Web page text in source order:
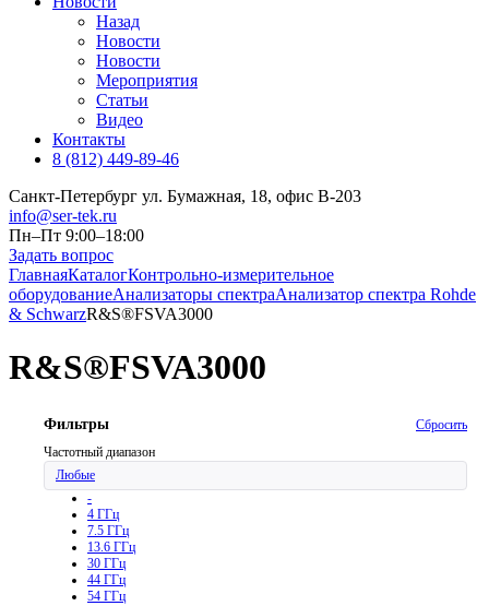
Назад
Новости
Новости
Мероприятия
Статьи
Видео
Контакты
8 (812) 449-89-46
Санкт-Петербург ул. Бумажная, 18, офис B-203
info@ser-tek.ru
Пн–Пт 9:00–18:00
Задать вопрос
ГлавнаяКаталогКонтрольно-измерительное
оборудованиеАнализаторы спектраАнализатор спектра Rohde
& SchwarzR&S®FSVA3000
R&S®FSVA3000
Фильтры
Сбросить
Частотный диапазон
Любые
-
4 ГГц
7.5 ГГц
13.6 ГГц
30 ГГц
44 ГГц
54 ГГц